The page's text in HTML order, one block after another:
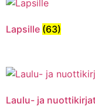
Lapsille (63)
Laulu- ja